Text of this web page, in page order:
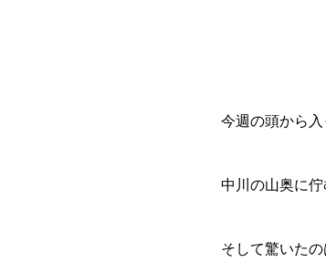
今週の頭から
中川の山奥に
そして驚いたの